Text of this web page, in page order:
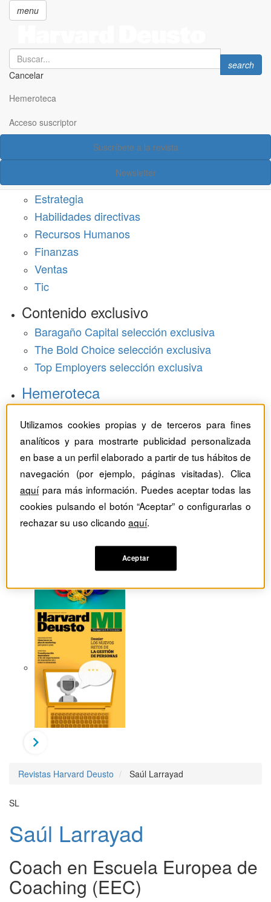
principal
menu
Search
Cancelar
Search
search
Hemeroteca
Acceso suscriptor
Suscríbete a la revista
Newsletter
Acceso suscriptor
Estrategia
Habilidades directivas
Recursos Humanos
Finanzas
Ventas
Tic
Contenido exclusivo
Baragaño Capital selección exclusiva
The Bold Choice selección exclusiva
Top Employers selección exclusiva
Hemeroteca
Monográficos
Dossieres
Revistas del mes
Revistas Harvard Deusto Saúl Larrayad
SL
Saúl Larrayad
Coach en Escuela Europea de
Coaching (EEC)
Utilizamos cookies propias y de terceros para fines
analíticos y para mostrarte publicidad personalizada
en base a un perfil elaborado a partir de tus hábitos de
navegación (por ejemplo, páginas visitadas). Clica
aquípara más información. Puedes aceptar todas las
cookies pulsando el botón “Aceptar” o configurarlas o
rechazar su uso clicandoaquí.
Aceptar